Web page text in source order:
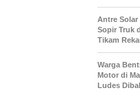
Antre Solar
Sopir Truk
Tikam
Warga
Motor di
Ludes